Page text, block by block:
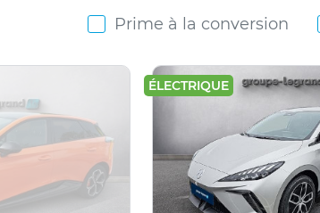
Prime à la conversion
ÉLECTRIQUE